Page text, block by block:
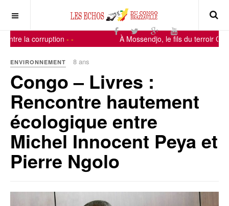
la corruption -- À Mossendjo, le fils du terroir
ENVIRONNEMENT 8 ans
Congo – Livres :
Rencontre hautement
écologique entre
Michel Innocent Peya et
Pierre Ngolo